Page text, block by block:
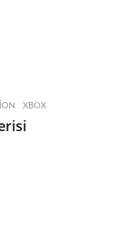
,XBOX